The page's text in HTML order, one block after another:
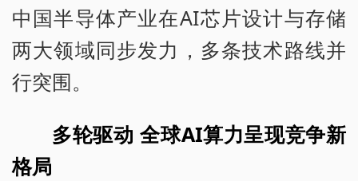
中国半导体产业在AI芯片设计与存储
两大领域同步发力，多条技术路线并
行突围。
多轮驱动 全球AI算力呈现竞争新
格局